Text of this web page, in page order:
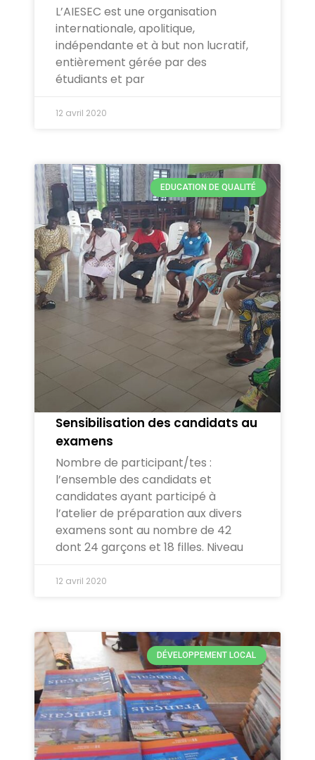
L’AIESEC est une organisation
internationale, apolitique,
indépendante et à but non lucratif,
entièrement gérée par des
étudiants et par
12 avril 2020
EDUCATION DE QUALITÉ
Sensibilisation des candidats au
examens
Nombre de participant/tes :
l’ensemble des candidats et
candidates ayant participé à
l’atelier de préparation aux divers
examens sont au nombre de 42
dont 24 garçons et 18 filles. Niveau
12 avril 2020
DÉVELOPPEMENT LOCAL